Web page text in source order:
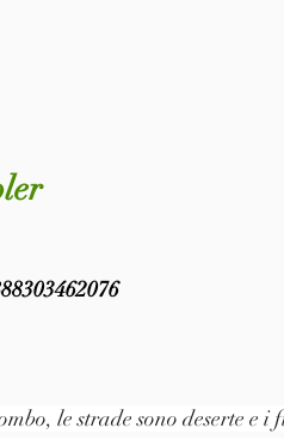
le strade sono deserte e